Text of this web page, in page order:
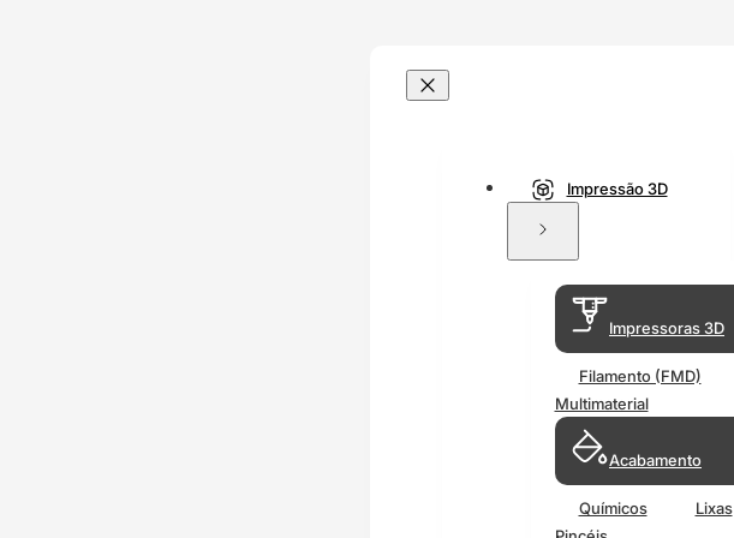
Impressão 3D
Impressoras 3D
Filamento (FMD)
Multimaterial
Acabamento
Químicos Lixas